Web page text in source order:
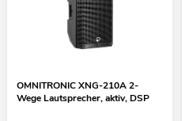
OMNITRONIC XNG-210A 2-
Wege Lautsprecher, aktiv, DSP